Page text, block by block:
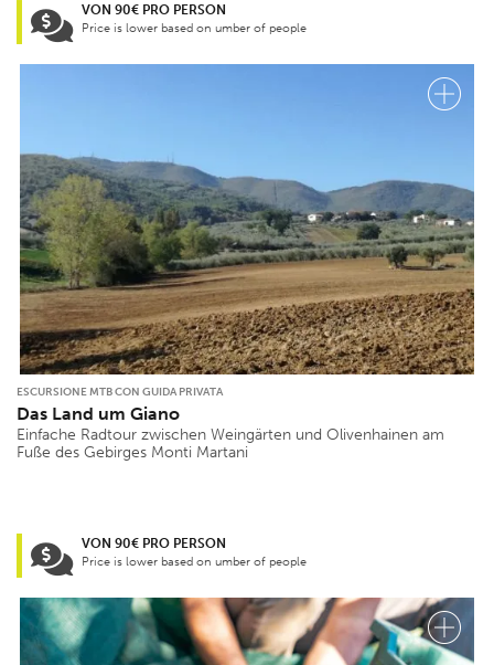
VON 90€ PRO PERSON
Price is lower based on umber of people
ESCURSIONE MTB CON GUIDA PRIVATA
Das Land um Giano
Einfache Radtour zwischen Weingärten und Olivenhainen am
Fuße des Gebirges Monti Martani
VON 90€ PRO PERSON
Price is lower based on umber of people